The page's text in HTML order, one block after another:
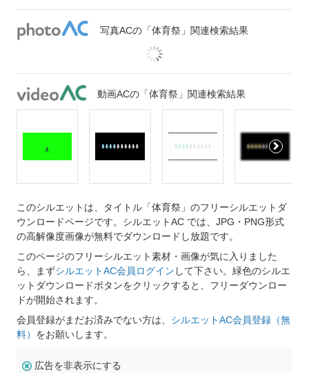
写真ACの「体育祭」関連検索結果
動画ACの「体育祭」関連検索結果
このシルエットは、タイトル「体育祭」のフリーシルエットダ
ウンロードページです。シルエットAC では、JPG・PNG形式
の高解像度画像が無料でダウンロードし放題です。
このページのフリーシルエット素材・画像が気に入りました
ら、まずシルエットAC会員ログイン して下さい。緑色のシルエ
ットダウンロードボタンをクリックすると、フリーダウンロー
ドが開始されます。
会員登録がまだお済みでない方は、 シルエットAC会員登録（無
料） をお願いします。
広告を非表示にする